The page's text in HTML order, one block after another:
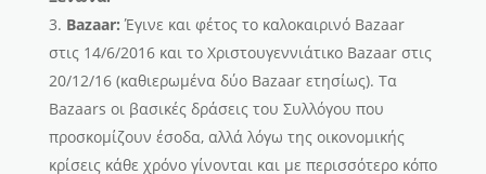
Bazaar:Έγινε και φέτος το καλοκαιρινό Bazaar
στις 14/6/2016 και το Χριστουγεννιάτικο Bazaar στις
20/12/16 (καθιερωμένα δύο Bazaar ετησίως). Τα
Bazaars οι βασικές δράσεις του Συλλόγου που
προσκομίζουν έσοδα, αλλά λόγω της οικονομικής
κρίσεις κάθε χρόνο γίνονται και με περισσότερο κόπο